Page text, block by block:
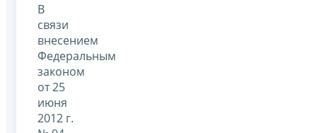
В
связи
внесением
Федеральным
законом
от 25
июня
2012 г.